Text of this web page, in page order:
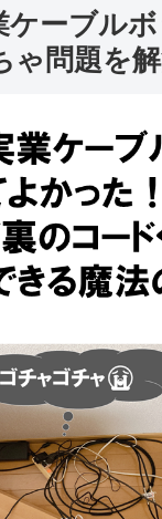
ケーブル
ゃ問題を